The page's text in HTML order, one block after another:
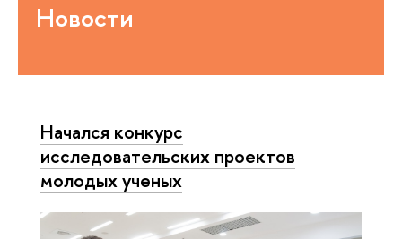
Новости
Начался конкурс
исследовательских проектов
молодых ученых